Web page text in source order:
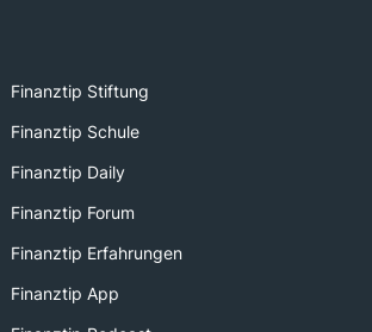
Finanztip Stiftung
Finanztip Schule
Finanztip Daily
Finanztip Forum
Finanztip Erfahrungen
Finanztip App